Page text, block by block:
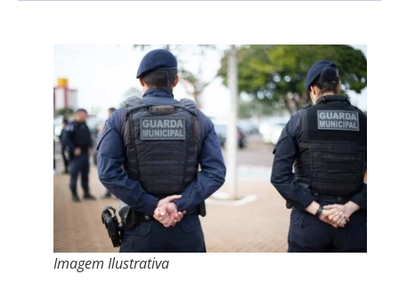
Imagem Ilustrativa